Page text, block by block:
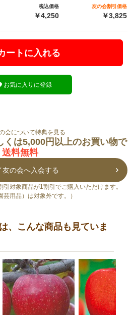
税込価格
￥4,250
友の会割引価格
￥3,825
ートに入れる
お気に入りに登録
会について特典を見る
くは5,000円以上のお買い物で
送料無料
友の会へ入会する
対象商品が1割引でご購入いただけます。
用品）は対象外です。）
、こんな商品も見ていま